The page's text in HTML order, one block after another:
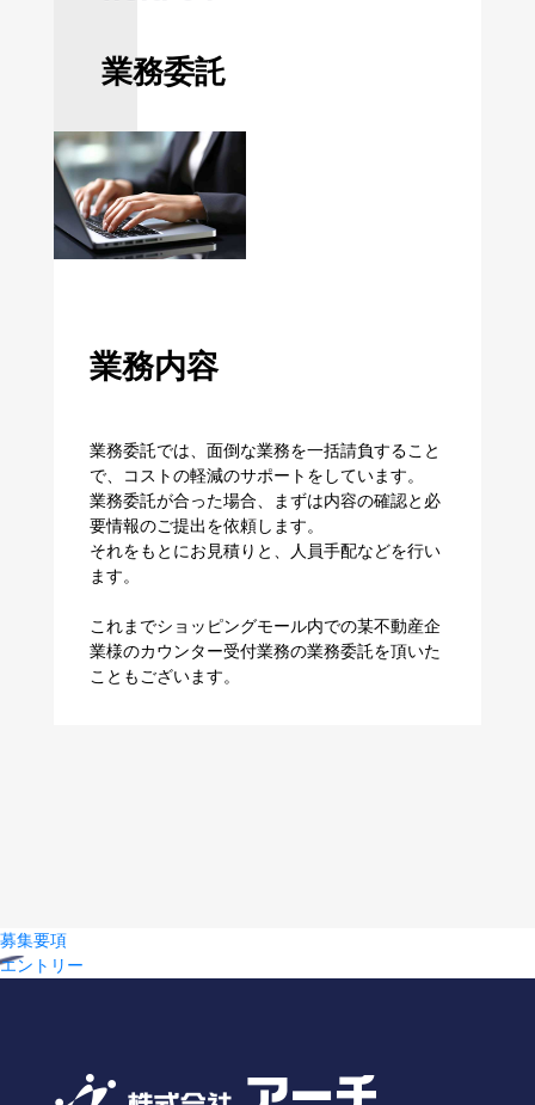
業務委託
業務内容
業務委託では、面倒な業務を一括請負すること
で、コストの軽減のサポートをしています。
業務委託が合った場合、まずは内容の確認と必
要情報のご提出を依頼します。
それをもとにお見積りと、人員手配などを行い
ます。
これまでショッピングモール内での某不動産企
業様のカウンター受付業務の業務委託を頂いた
こともございます。
募集要項
エントリー